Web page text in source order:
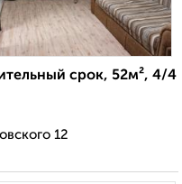
срок, 52м², 4/4
12